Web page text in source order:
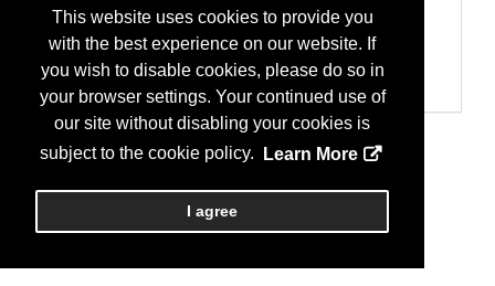
This website uses cookies to provide you
with the best experience on our website. If
you wish to disable cookies, please do so in
your browser settings. Your continued use of
our site without disabling your cookies is
subject to the cookie policy.
Learn More
I agree
EDA：電子設計自動化/回路設計
603 シミュレーション、解析、モデリングソフトウェア
シミュレーション；特性評価/検証ソフトウェア
701 製造サービス、またはコンサルテング